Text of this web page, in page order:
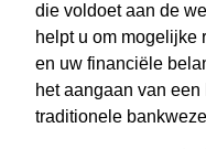
die voldoet aan de
helpt u om mogelijke
en uw financiële
het aangaan van
traditionele